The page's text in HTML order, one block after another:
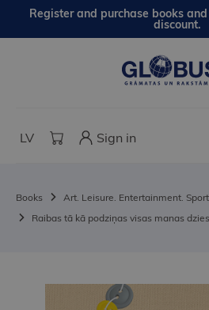
Register and purchase books
discount.
LV Sign in
Books Art. Leisure. Entertainment.
Raibas tā kā podziņas visas manas